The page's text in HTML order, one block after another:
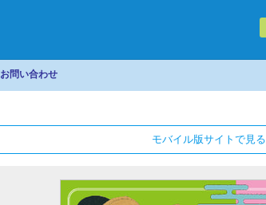
お問い合わせ
モバイル版サイトで見る